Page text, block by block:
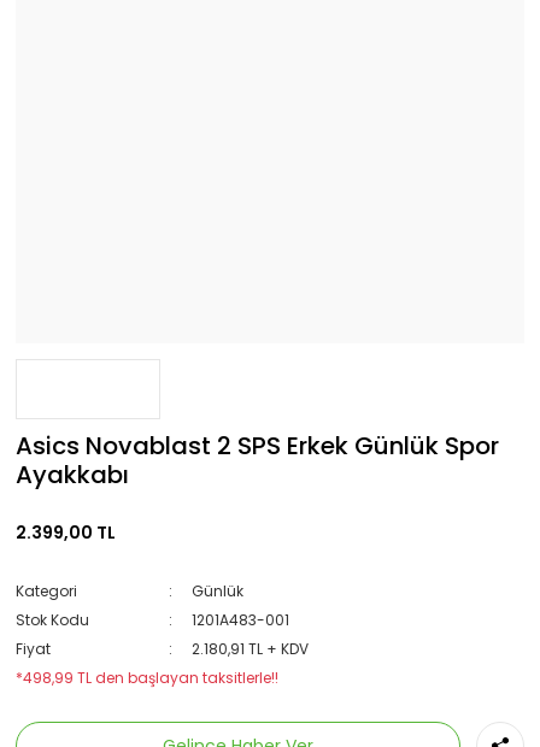
Asics Novablast 2 SPS Erkek Günlük Spor
Ayakkabı
2.399,00 TL
Kategori
Günlük
Stok Kodu
1201A483-001
Fiyat
2.180,91 TL + KDV
*498,99 TL den başlayan taksitlerle!!